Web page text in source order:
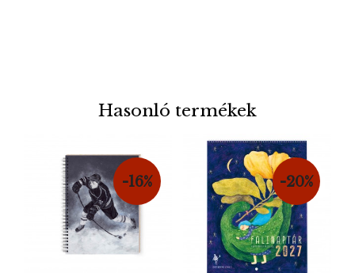
Hasonló termékek
-16% -20%